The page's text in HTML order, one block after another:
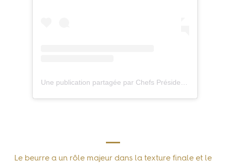
Le beurre a un rôle majeur dans la texture finale et le